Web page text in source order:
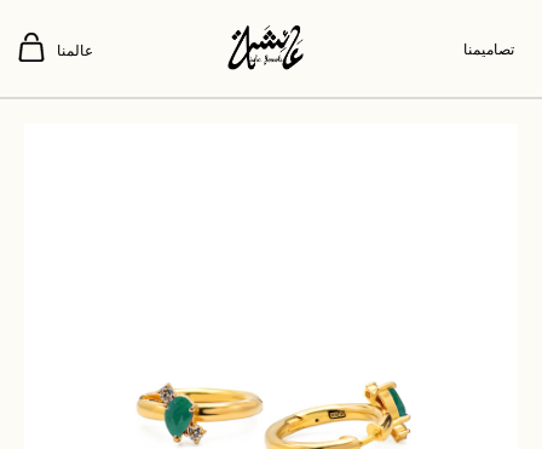
تصاميمنا عالمنا